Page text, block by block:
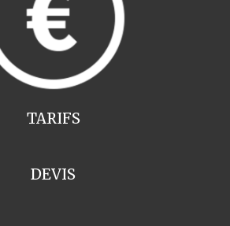
TARIFS
DEVIS